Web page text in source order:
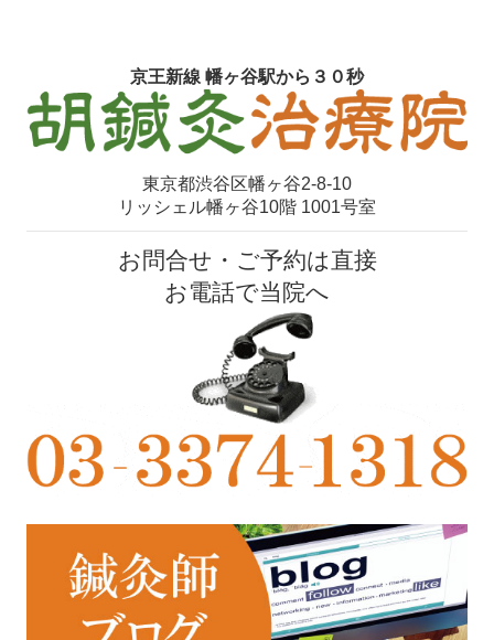
京王新線 幡ヶ谷駅から３０秒
東京都渋谷区幡ヶ谷2-8-10
リッシェル幡ヶ谷10階 1001号室
お問合せ・ご予約は直接
お電話で当院へ